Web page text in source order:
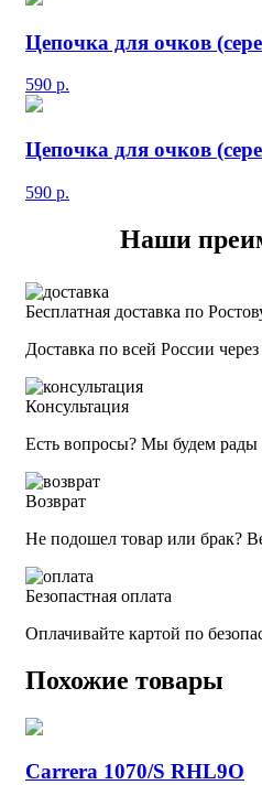
Цепочка для очков
590 р.
Цепочка для очков
590 р.
Наши
Бесплатная доставка по
Доставка по всей России
Консультация
Есть вопросы? Мы будем рады
Возврат
Не подошел товар или брак?
Безопастная оплата
Оплачивайте картой по
Похожие товары
Carrera 1070/S RHL9O